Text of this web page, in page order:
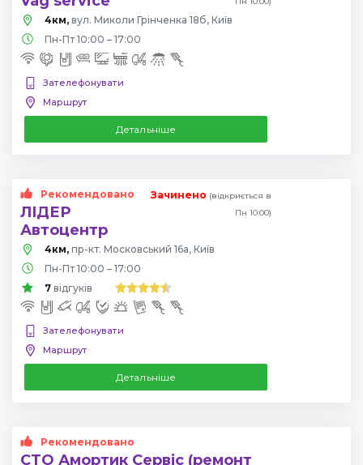
4км, вул. Миколи Грінченка 18б, Київ
Пн-Пт 10:00 – 17:00
Зателефонувати
Маршрут
Детальніше
Рекомендовано
ЛІДЕР
Автоцентр
Зачинено (відкриється в
Пн 10:00)
4км, пр-кт. Московський 16а, Київ
Пн-Пт 10:00 – 17:00
7 відгуків
Зателефонувати
Маршрут
Детальніше
Рекомендовано
СТО Амортик Сервіс (ремонт